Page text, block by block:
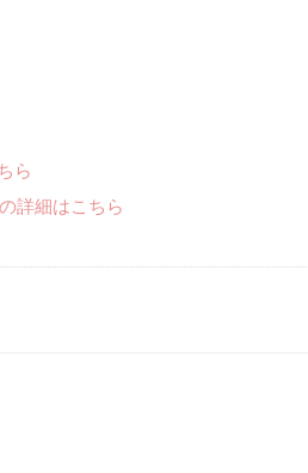
ら
詳細はこちら